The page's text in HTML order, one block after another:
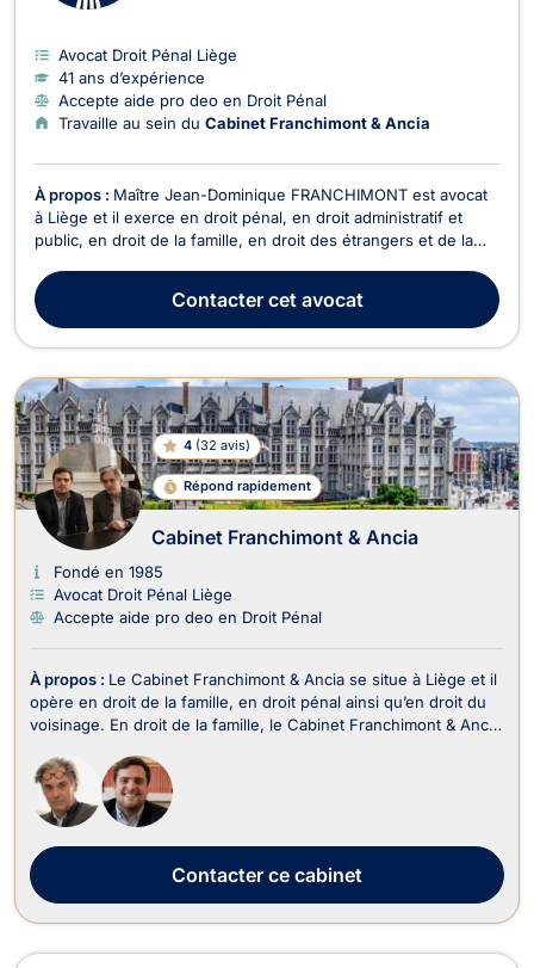
Avocat Droit Pénal Liège
41 ans d’expérience
Accepte aide pro deo en Droit Pénal
Travaille au sein du Cabinet Franchimont & Ancia
À propos : Maître Jean-Dominique FRANCHIMONT est avocat
à Liège et il exerce en droit pénal, en droit administratif et
public, en droit de la famille, en droit des étrangers et de la
Maître Jean-Dominique FRANCHIMONT intervient en droit
pénal dans le domaine du droit pénal ...
Contactercet avocat
4 (32 avis)
Répond rapidement
Cabinet Franchimont & Ancia
Fondé en 1985
Avocat Droit Pénal Liège
Accepte aide pro deo en Droit Pénal
À propos : Le Cabinet Franchimont & Ancia se situe à Liège et il
opère en droit de la famille, en droit pénal ainsi qu’en droit du
voisinage. En droit de la famille, le Cabinet Franchimont & Ancia
au droit de la jeunesse. Il traite aussi les contentieux relev...
Contacter ce cabinet